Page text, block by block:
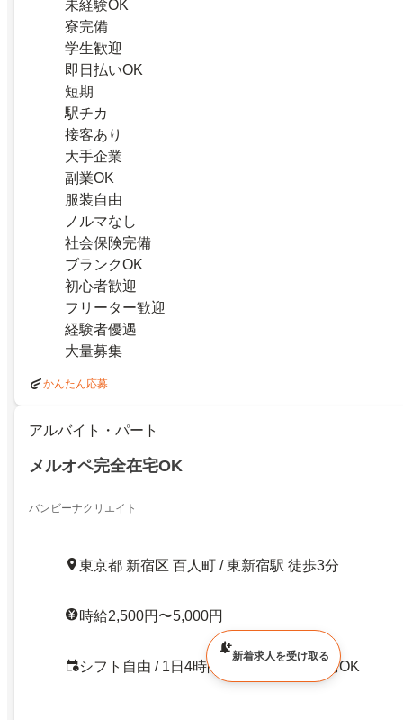
未経験OK
寮完備
学生歓迎
即日払いOK
短期
駅チカ
接客あり
大手企業
副業OK
服装自由
ノルマなし
社会保険完備
ブランクOK
初心者歓迎
フリーター歓迎
経験者優遇
大量募集
かんたん応募
アルバイト・パート
メルオペ完全在宅OK
バンビーナクリエイト
東京都 新宿区 百人町 / 東新宿駅 徒歩3分
時給2,500円〜5,000円
シフト自由 / 1日4時間以内OK / 即日勤務OK
新着求人を受け取る